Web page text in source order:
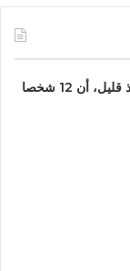
أعلنت إمارة منطقة المدينة المنورة، فى بيان لها منذ قليل، أن 12 شخصا